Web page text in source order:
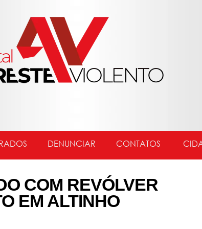
DENUNCIAR CONTATOS
COM REVÓLVER
EM ALTINHO